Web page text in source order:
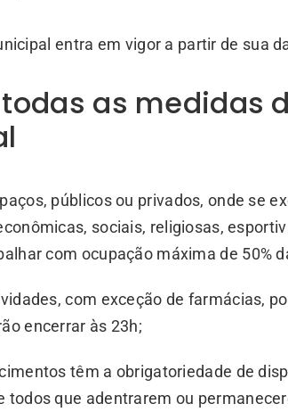
entra em vigor a partir de sua
as medidas
públicos ou privados, onde se
sociais, religiosas,
com ocupação máxima de 50%
com exceção de farmácias,
encerrar às 23h;
têm a obrigatoriedade de
todos que adentrarem ou